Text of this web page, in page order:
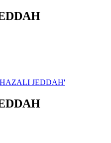
JEDDAH'